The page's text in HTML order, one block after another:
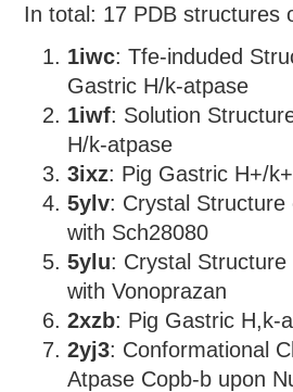
In total: 17 PDB structures
1iwc: Tfe-induded
Gastric H/k-atpase
1iwf: Solution
H/k-atpase
3ixz: Pig Gastric H+/
5ylv: Crystal
with Sch28080
5ylu: Crystal
with Vonoprazan
2xzb: Pig Gastric H,k-
2yj3: Conformational
Atpase Copb-b upon